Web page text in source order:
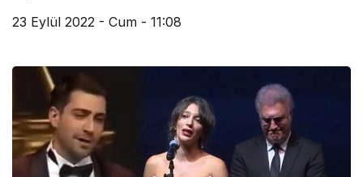
23 Eylül 2022 - Cum - 11:08